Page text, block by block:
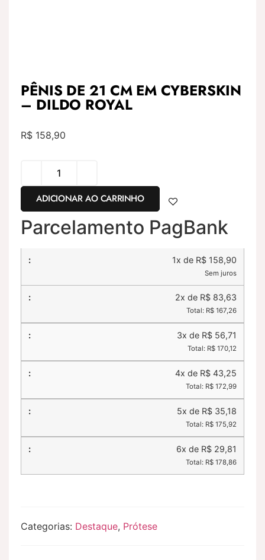
PÊNIS DE 21 CM EM CYBERSKIN
– DILDO ROYAL
R$ 158,90
ADICIONAR AO CARRINHO
Parcelamento PagBank
1x de R$ 158,90
Sem juros
2x de R$ 83,63
Total: R$ 167,26
3x de R$ 56,71
Total: R$ 170,12
4x de R$ 43,25
Total: R$ 172,99
5x de R$ 35,18
Total: R$ 175,92
6x de R$ 29,81
Total: R$ 178,86
Categorias: Destaque, Prótese